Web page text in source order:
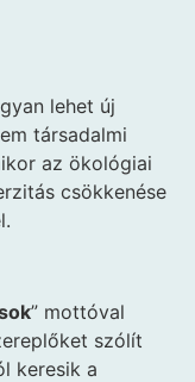
lehet új
társadalmi
az ökológiai
csökkenése
” mottóval
szólít
keresik a